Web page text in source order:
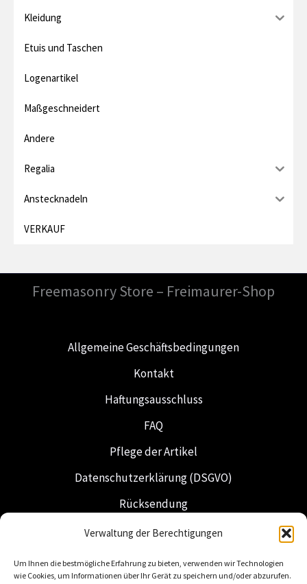
Verwaltung der Berechtigungen
Um Ihnen die bestmögliche Erfahrung zu bieten, verwenden wir Technologien
wie Cookies, um Informationen über Ihr Gerät zu speichern und/oder abzurufen.
Kleidung
Etuis und Taschen
Logenartikel
Maßgeschneidert
Andere
Regalia
Anstecknadeln
VERKAUF
Freemasonry Store – Freimaurer-Shop
Allgemeine Geschäftsbedingungen
Kontakt
Haftungsausschluss
FAQ
Pflege der Artikel
Datenschutzerklärung (DSGVO)
Rücksendung
Versand & Lieferung